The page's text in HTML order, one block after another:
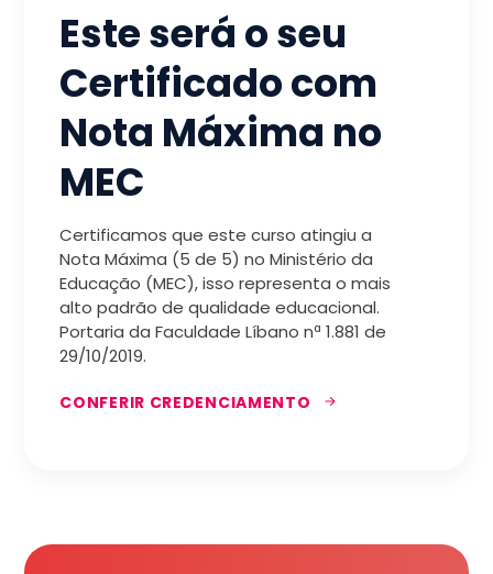
Este será o seu
Certificado com
Nota Máxima no
MEC
Certificamos que este curso atingiu a
Nota Máxima (5 de 5) no Ministério da
Educação (MEC), isso representa o mais
alto padrão de qualidade educacional.
Portaria da Faculdade Líbano nª 1.881 de
29/10/2019.
CONFERIR CREDENCIAMENTO